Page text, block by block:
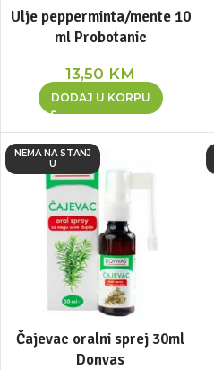
Ulje pepperminta/mente 10
ml Probotanic
13,50 KM
DODAJ U KORPU
NEMA NA STANJ
U
Čajevac oralni sprej 30ml
Donvas